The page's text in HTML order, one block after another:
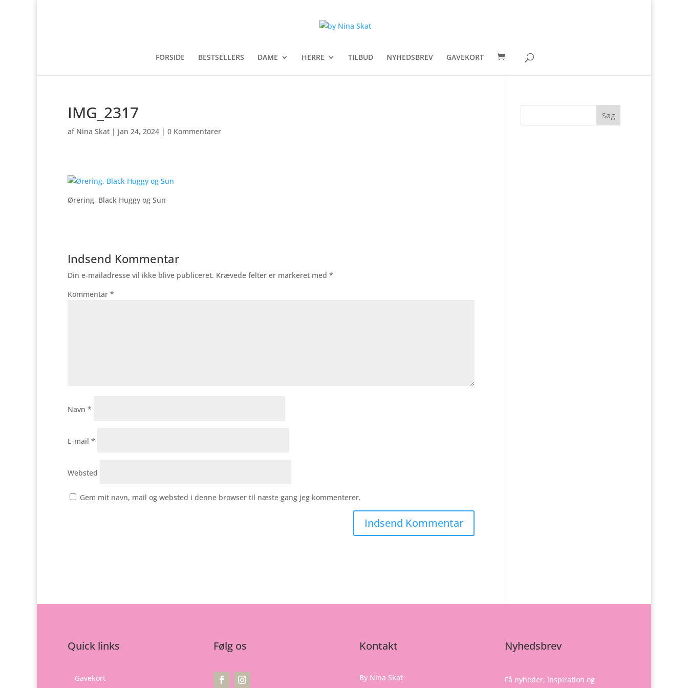
FORSIDE BESTSELLERS DAME HERRE TILBUD NYHEDSBREV GAVEKORT
IMG_2317
af Nina Skat | jan 24, 2024 | 0 Kommentarer
Ørering, Black Huggy og Sun
Indsend Kommentar
Din e-mailadresse vil ikke blive publiceret. Krævede felter er markeret med *
Kommentar *
Navn *
E-mail *
Websted
Gem mit navn, mail og websted i denne browser til næste gang jeg kommenterer.
Quick links
Gavekort
Følg os Kontakt
By Nina Skat
Nyhedsbrev
Få nyheder, inspiration og